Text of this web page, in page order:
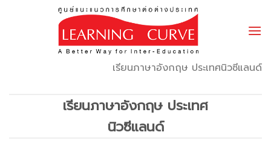
เรียนภาษาอังกฤษ ประเทศนิวซีแลนด์
เรียนภาษาอังกฤษ ประเทศ
นิวซีแลนด์